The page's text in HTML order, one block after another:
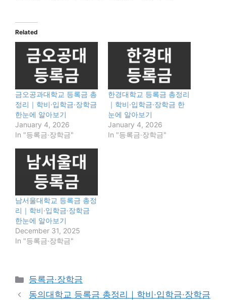
Related
금오공과대학교 등록금 총
정리｜학비·입학금·장학금
한눈에 알아보기
January 4, 2026
In "등록금·장학금"
한경대학교 등록금 총정리
｜학비·입학금·장학금 한
눈에 알아보기
January 4, 2026
In "등록금·장학금"
남서울대학교 등록금 총정
리｜학비·입학금·장학금
한눈에 알아보기
December 31, 2025
In "등록금·장학금"
Categories
등록금·장학금
동의대학교 등록금 총정리｜학비·입학금·장학금